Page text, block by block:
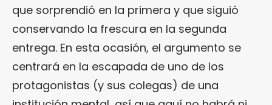
que sorprendió en la primera y que siguió
conservando la frescura en la segunda
entrega. En esta ocasión, el argumento se
centrará en la escapada de uno de los
protagonistas (y sus colegas) de una